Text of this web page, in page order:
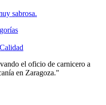
sabrosa.
el oficio de carnicero a
en Zaragoza."